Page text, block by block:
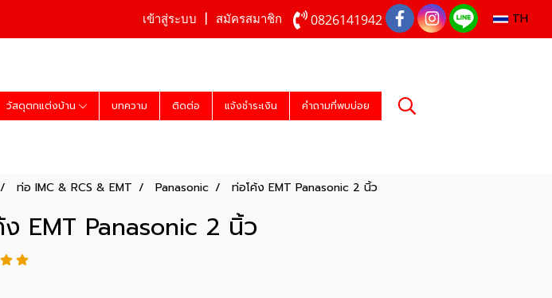
เข้าสู่ระบบ สมัครสมาชิก 0826141942 TH
วัสดุตกแต่งบ้าน บทความ ติดต่อ แจ้งชำระเงิน คำถามที่พบบ่อย
ท่อ IMC & RCS & EMT Panasonic ท่อโค้ง EMT Panasonic 2 นิ้ว
ง EMT Panasonic 2 นิ้ว